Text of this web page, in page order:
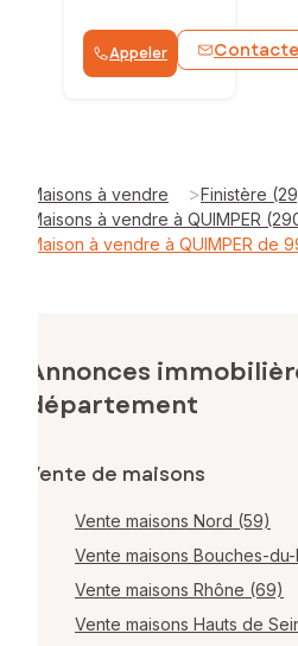
Appeler
Maisons à vendre >Finistère
Maisons à vendre à QUIMPER
Maison à vendre à QUIMPER de
Annonces
département
Vente de maisons
Vente maisons Nord (59)
Vente maisons Bouches-du-
Vente maisons Rhône (69)
Vente maisons Hauts de